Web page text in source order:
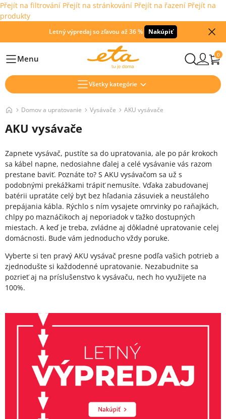
Přejít na filtrování Přejít na stránkování Přejít na řazení Přejít na
produkty
Letný výpredaj so zľavou až 36 % Nakúpiť
HlavníMenu 0
Všetky kategórie
Domov a upratovanie Vysávače AKU vysávače
AKU vysávače
Zapnete vysávač, pustíte sa do upratovania, ale po pár krokoch
sa kábel napne, nedosiahne ďalej a celé vysávanie vás razom
prestane baviť. Poznáte to? S AKU vysávačom sa už s
podobnými prekážkami trápiť nemusíte. Vďaka zabudovanej
batérii upratáte celý byt bez hľadania zásuviek a neustáleho
prepájania kábla. Rýchlo s ním vysajete omrvinky po raňajkách,
chlpy po maznáčikoch aj neporiadok v ťažko dostupných
miestach. A keď je treba, zvládne aj dôkladné upratovanie celej
domácnosti. Bude vám jednoducho vždy poruke.
Vyberte si ten pravý AKU vysávač presne podľa vašich potrieb a
zjednodušte si každodenné upratovanie. Nezabudnite sa
pozrieť aj na príslušenstvo k vysávaču, nech ho využijete na
100%.